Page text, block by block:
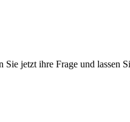
jetzt ihre Frage und lassen